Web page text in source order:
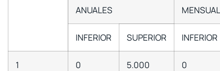
ANUALES
INFERIOR SUPERIOR INFERIOR
1 0 5.000 0